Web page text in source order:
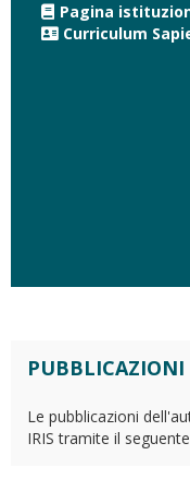
Pagina
Curriculum
PUBBLICAZIONI
Le pubblicazioni
IRIS tramite il seguente